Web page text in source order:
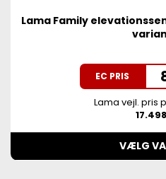
Lama Family
EC PRIS
Lama vejl. pris
VÆLG